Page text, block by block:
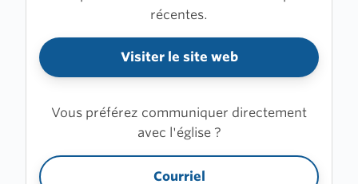
récentes.
Visiter le site web
Vous préférez communiquer directement
avec l'église ?
Courriel